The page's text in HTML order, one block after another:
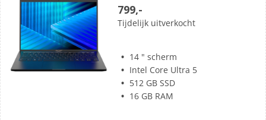
sterren.
799,-
Tijdelijk uitverkocht
14 " scherm
Intel Core Ultra 5
512 GB SSD
16 GB RAM